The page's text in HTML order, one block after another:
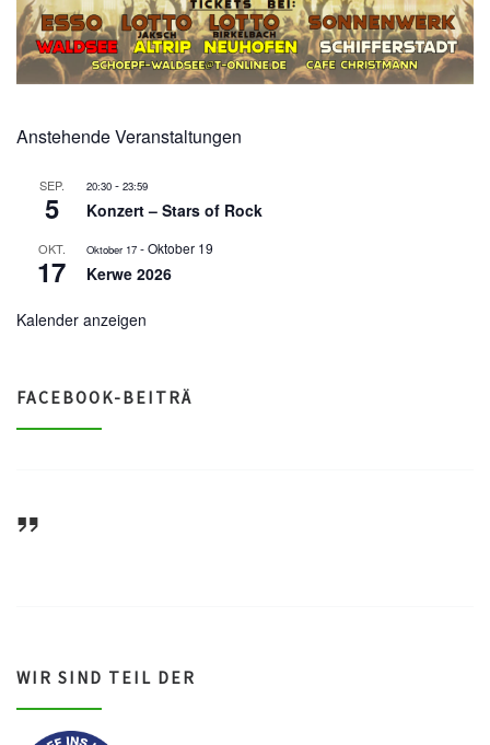
Anstehende Veranstaltungen
SEP.
5
20:30 - 23:59
Konzert – Stars of Rock
OKT.
17
Oktober 17 -Oktober 19
Kerwe 2026
Kalender anzeigen
FACEBOOK-BEITRÄ
WIR SIND TEIL DER